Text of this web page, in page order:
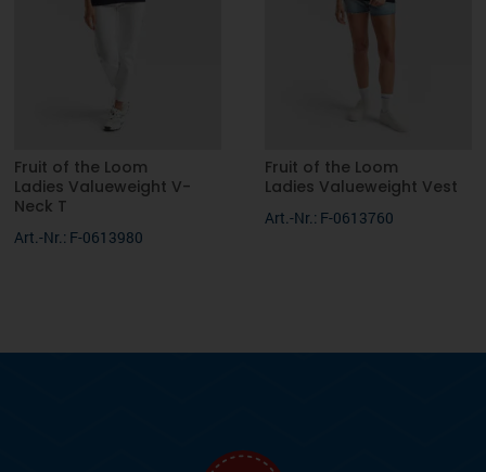
Fruit of the Loom
Ladies Valueweight V-
Neck T
Art.-Nr.: F-0613980
Fruit of the Loom
Ladies Valueweight Vest
Art.-Nr.: F-0613760